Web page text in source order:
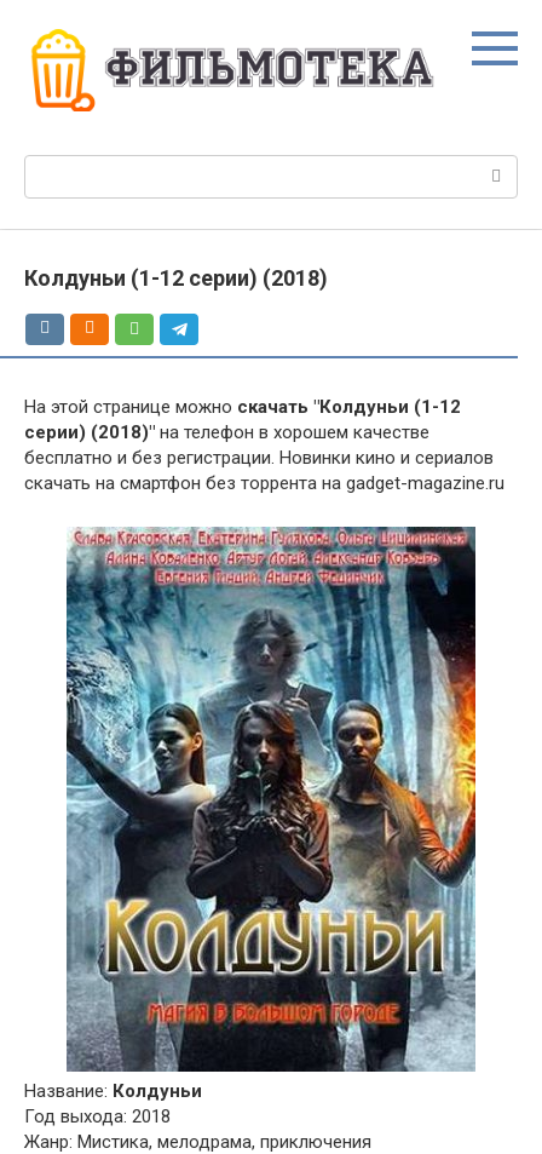
контенту
Колдуньи (1-12 серии) (2018)
На этой странице можно скачать "Колдуньи (1-12
серии) (2018)" на телефон в хорошем качестве
бесплатно и без регистрации. Новинки кино и сериалов
скачать на смартфон без торрента на gadget-magazine.ru
Название: Колдуньи
Год выхода: 2018
Жанр: Мистика, мелодрама, приключения